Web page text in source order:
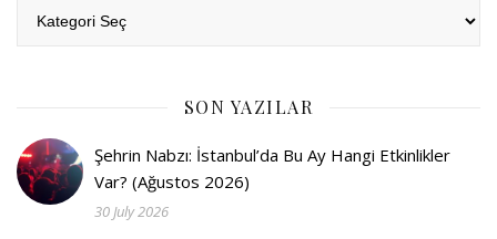
SON YAZILAR
Şehrin Nabzı: İstanbul’da Bu Ay Hangi Etkinlikler
Var? (Ağustos 2026)
30 July 2026